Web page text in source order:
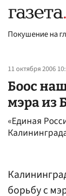
Покушение на
11 октября 2006
Боос
мэра из
«Единая
борьбу с